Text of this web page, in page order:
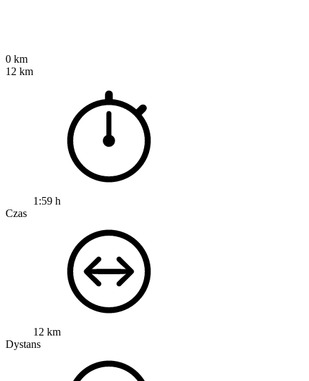
0 km
12 km
1:59 h
Czas
12 km
Dystans